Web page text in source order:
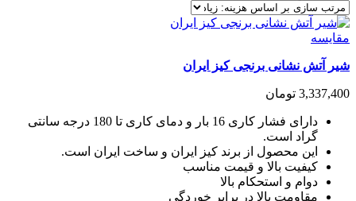
مقايسه
شیر آتش نشانی برنجی کیز ایران
3,337,400 تومان
دارای فشار کاری 16 بار و دمای کاری تا 180 درجه سانتی
گراد است.
این محصول از برند کیز ایران و ساخت ایران است.
کیفیت بالا و قیمت مناسب
دوام و استحکام بالا
مقاومت بالا در برابر خوردگی